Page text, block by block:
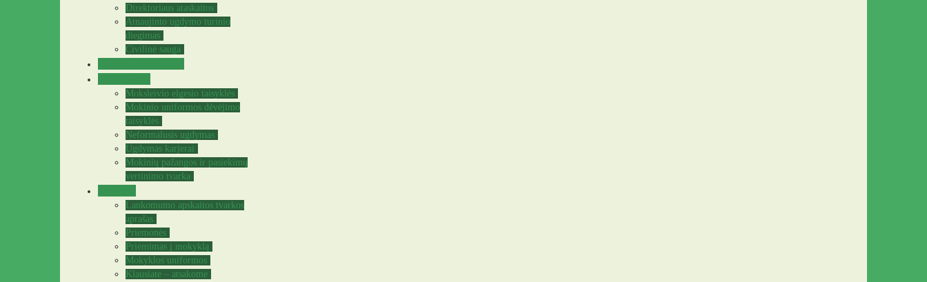
Direktoriaus ataskaitos
Atnaujinto ugdymo turinio
diegimas
Civilinė sauga
Moksleivio elgesio taisyklės
Mokinio uniformos dėvėjimo
taisyklės
Neformalusis ugdymas
Ugdymas karjerai
Mokinių pažangos ir pasiekimų
vertinimo tvarka
Lankomumo apskaitos tvarkos
aprašas
Priemonės
Priėmimas į mokyklą
Mokyklos uniformos
Klausiate – atsakome